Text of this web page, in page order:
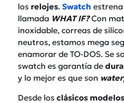
los relojes. Swatch
llamada WHAT IF?Con
inoxidable, correas de
neutros, estamos mega
enamorar de TO-DOS. Se
swatch es garantía de
y lo mejor es que son
Desde los clásicos modelos